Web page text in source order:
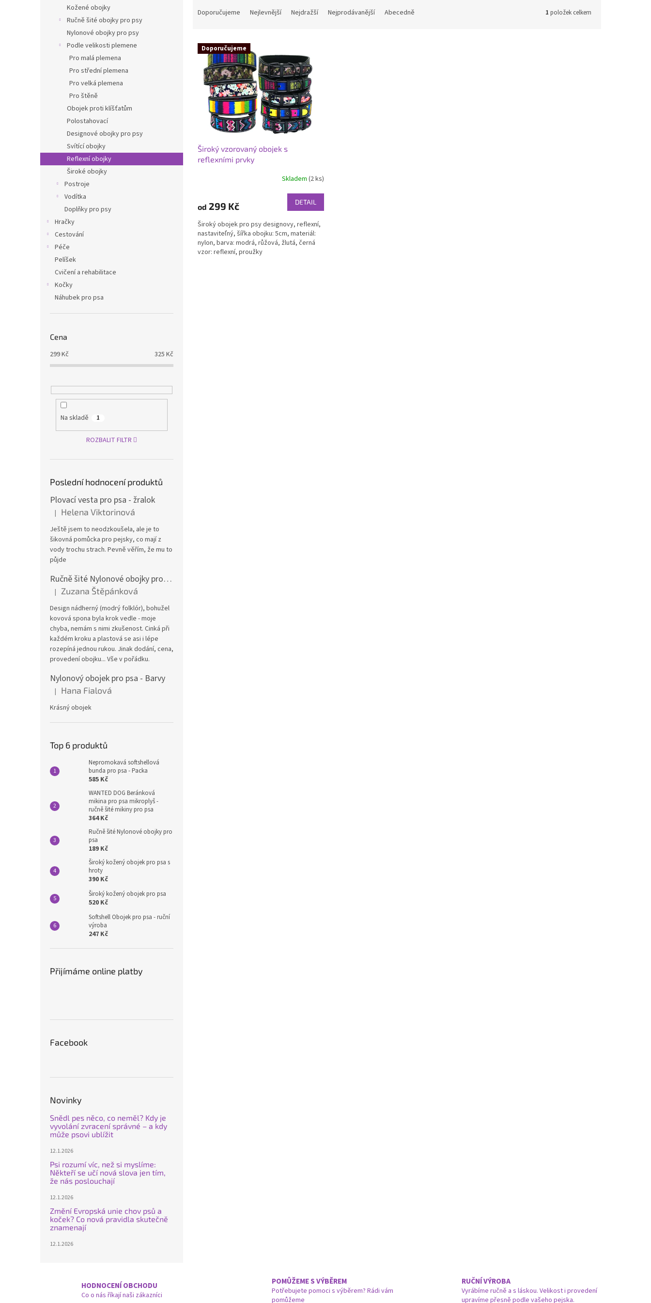
Kožené obojky
Ručně šité obojky pro psy
Nylonové obojky pro psy
Podle velikosti plemene
Pro malá plemena
Pro střední plemena
Pro velká plemena
Pro štěně
Obojek proti klíšťatům
Polostahovací
Designové obojky pro psy
Svítící obojky
Reflexní obojky
Široké obojky
Postroje
Vodítka
Doplňky pro psy
Hračky
Cestování
Péče
Pelíšek
Cvičení a rehabilitace
Kočky
Náhubek pro psa
Cena
299Kč 325 Kč
Na skladě 1
ROZBALIT FILTR
Poslední hodnocení produktů
Plovací vesta pro psa - žralok
Hodnocení produktu je 5 z 5 hvězdiček.
| Helena Viktorinová
Ještě jsem to neodzkoušela, ale je to
šikovná pomůcka pro pejsky, co mají z
vody trochu strach. Pevně věřím, že mu to
půjde
Ručně šité Nylonové obojky pro psa
Hodnocení produktu je 4 z 5 hvězdiček.
| Zuzana Štěpánková
Design nádherný (modrý folklór), bohužel
kovová spona byla krok vedle - moje
chyba, nemám s nimi zkušenost. Cinká při
každém kroku a plastová se asi i lépe
rozepíná jednou rukou. Jinak dodání, cena,
provedení obojku... Vše v pořádku.
Nylonový obojek pro psa - Barvy
Hodnocení produktu je 5 z 5 hvězdiček.
| Hana Fialová
Krásný obojek
Top 6 produktů
Nepromokavá softshellová
bunda pro psa - Packa
585 Kč
WANTED DOG Beránková
mikina pro psa mikroplyš -
ručně šité mikiny pro psa
364 Kč
Ručně šité Nylonové obojky pro
psa
189 Kč
Široký kožený obojek pro psa s
hroty
390 Kč
Široký kožený obojek pro psa
520 Kč
Softshell Obojek pro psa - ruční
výroba
247 Kč
Přijímáme online platby
Facebook
Novinky
Snědl pes něco, co neměl? Kdy je
vyvolání zvracení správné – a kdy
může psovi ublížit
12.1.2026
Psi rozumí víc, než si myslíme:
Někteří se učí nová slova jen tím,
že nás poslouchají
12.1.2026
Změní Evropská unie chov psů a
koček? Co nová pravidla skutečně
znamenají
12.1.2026
n
Doporučujeme Nejlevnější Nejdražší Nejprodávanější Abecedně 1 položek celkem
V Doporučujeme
Široký vzorovaný obojek s
reflexními prvky
je
z
5
hvězdiček.
Skladem (2 ks)
od 299 Kč DETAIL
Široký obojek pro psy designovy, reflexní,
nastaviteľný, šířka obojku: 5cm, materiál:
nylon, barva: modrá, růžová, žlutá, černá
vzor: reflexní, proužky
HODNOCENÍ OBCHODU
Co o nás říkají naši zákazníci
POMŮŽEME S VÝBĚREM
Potřebujete pomoci s výběrem? Rádi vám
pomůžeme
RUČNÍ VÝROBA
Vyrábíme ručně a s láskou. Velikost i provedení
upravíme přesně podle vašeho pejska.